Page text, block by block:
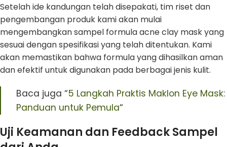
Setelah ide kandungan telah disepakati, tim riset dan
pengembangan produk kami akan mulai
mengembangkan sampel formula acne clay mask yang
sesuai dengan spesifikasi yang telah ditentukan. Kami
akan memastikan bahwa formula yang dihasilkan aman
dan efektif untuk digunakan pada berbagai jenis kulit.
Baca juga “5 Langkah Praktis Maklon Eye Mask:
Panduan untuk Pemula“
Uji Keamanan dan Feedback Sampel